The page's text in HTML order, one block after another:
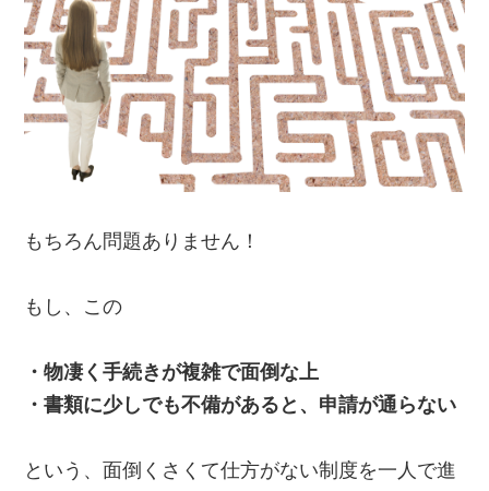
もちろん問題ありません！
もし、この
・物凄く手続きが複雑で面倒な上
・書類に少しでも不備があると、申請が通らない
という、面倒くさくて仕方がない制度を一人で進